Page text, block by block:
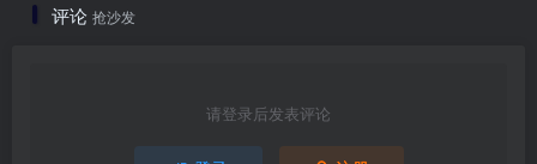
评论 抢沙发
请登录后发表评论